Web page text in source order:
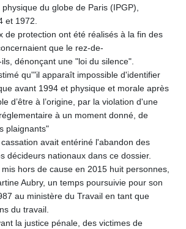
MDL 20.084174
4962.784289
MMK
2418.826093
MNT
4142.864879
MOP 9.326933
MUR 54.081038
MVR 17.811217
MWK
2001.516308
MXN 19.820025
MZN 73.622813
du globe de Paris (IPGP),
et 1972.
de protection ont été réalisés à la fin des
que le rez-de-
dénonçant une "loi du silence".
qu'"il apparaît impossible d'identifier
avant 1994 et physique et morale après
d’être à l’origine, par la violation d'une
à un moment donné, de
plaignants"
avait entériné l'abandon des
décideurs nationaux dans ce dossier.
hors de cause en 2015 huit personnes,
Aubry, un temps poursuivie pour son
au ministère du Travail en tant que
du travail.
la justice pénale, des victimes de